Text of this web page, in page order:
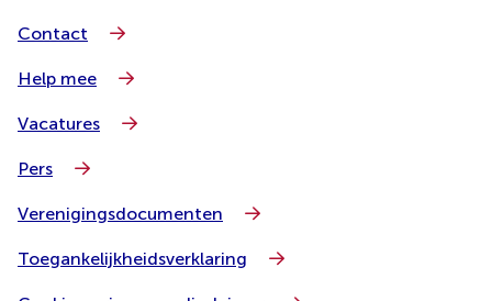
Contact
Help mee
Vacatures
Pers
Verenigingsdocumenten
Toegankelijkheidsverklaring